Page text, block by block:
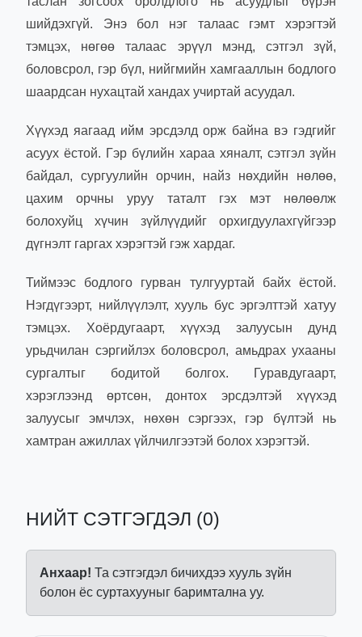
шийдэхгүй. Энэ бол нэг талаас гэмт хэрэгтэй
тэмцэх, нөгөө талаас эрүүл мэнд, сэтгэл зүй,
боловсрол, гэр бүл, нийгмийн хамгааллын бодлого
шаардсан нухацтай хандах учиртай асуудал.
Хүүхэд яагаад ийм эрсдэлд орж байна вэ гэдгийг
асуух ёстой. Гэр бүлийн хараа хяналт, сэтгэл зүйн
байдал, сургуулийн орчин, найз нөхдийн нөлөө,
цахим орчны уруу таталт гэх мэт нөлөөлж
болохуйц хүчин зүйлүүдийг орхигдуулахгүйгээр
дүгнэлт гаргах хэрэгтэй гэж хардаг.
Тиймээс бодлого гурван тулгууртай байх ёстой.
Нэгдүгээрт, нийлүүлэлт, хууль бус эргэлттэй хатуу
тэмцэх. Хоёрдугаарт, хүүхэд залуусын дунд
урьдчилан сэргийлэх боловсрол, амьдрах ухааны
сургалтыг бодитой болгох. Гуравдугаарт,
хэрэглээнд өртсөн, донтох эрсдэлтэй хүүхэд
залуусыг эмчлэх, нөхөн сэргээх, гэр бүлтэй нь
хамтран ажиллах үйлчилгээтэй болох хэрэгтэй.
НИЙТ СЭТГЭГДЭЛ (0)
Анхаар! Та сэтгэгдэл бичихдээ хууль зүйн
болон ёс суртахууныг баримтална уу.